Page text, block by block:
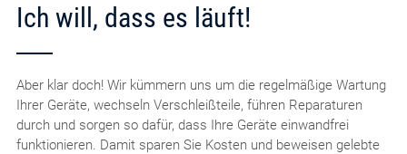
Ich will, dass es läuft!
Aber klar doch! Wir kümmern uns um die regelmäßige Wartung
Ihrer Geräte, wechseln Verschleißteile, führen Reparaturen
durch und sorgen so dafür, dass Ihre Geräte einwandfrei
funktionieren. Damit sparen Sie Kosten und beweisen gelebte